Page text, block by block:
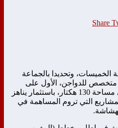
Share
من مدينة الخميسات، وتحديدا بالجماعة
متخصص للدواجن، الأول على
الصعيد الوطني والإفريقي، على مساحة 130 هكتار، باستثمار يناهز
التي تروم المساهمة في